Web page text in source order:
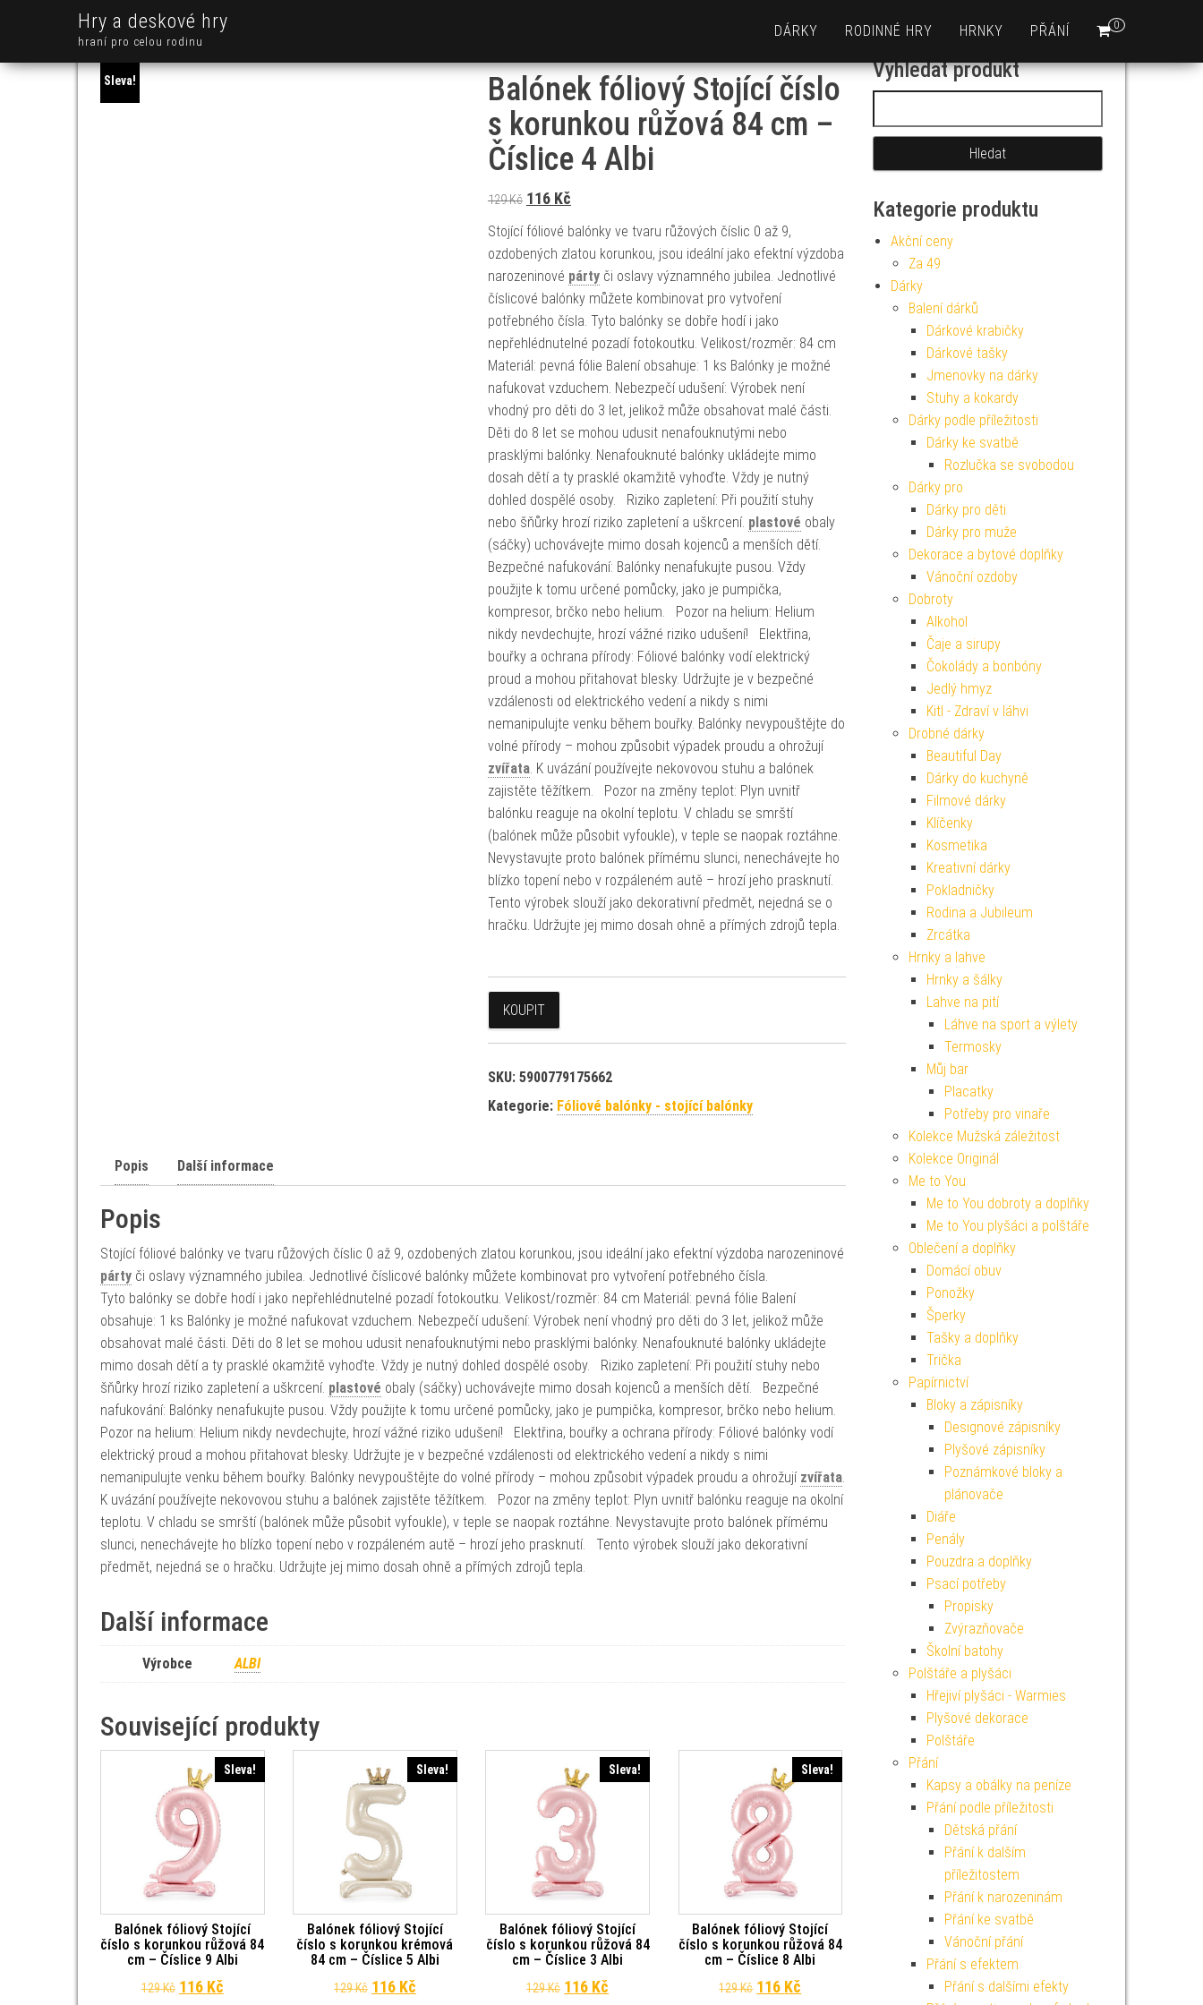
Hry a deskové hry
hraní pro celou rodinu
0
DÁRKY RODINNÉ HRY HRNKY PŘÁNÍ
Sleva!
Balónek fóliový Stojící číslo
s korunkou růžová 84 cm –
Číslice 4 Albi
129Kč Původní cena byla: 129 Kč.
116 KčAktuální cena je: 116 Kč.
Stojící fóliové balónky ve tvaru růžových číslic 0 až 9,
ozdobených zlatou korunkou, jsou ideální jako efektní výzdoba
narozeninové pártyči oslavy významného jubilea. Jednotlivé
číslicové balónky můžete kombinovat pro vytvoření
potřebného čísla. Tyto balónky se dobře hodí i jako
nepřehlédnutelné pozadí fotokoutku. Velikost/rozměr: 84 cm
Materiál: pevná fólie Balení obsahuje: 1 ks Balónky je možné
nafukovat vzduchem. Nebezpečí udušení: Výrobek není
vhodný pro děti do 3 let, jelikož může obsahovat malé části.
Děti do 8 let se mohou udusit nenafouknutými nebo
prasklými balónky. Nenafouknuté balónky ukládejte mimo
dosah dětí a ty prasklé okamžitě vyhoďte. Vždy je nutný
dohled dospělé osoby. Riziko zapletení: Při použití stuhy
nebo šňůrky hrozí riziko zapletení a uškrcení. plastové obaly
(sáčky) uchovávejte mimo dosah kojenců a menších dětí.
Bezpečné nafukování: Balónky nenafukujte pusou. Vždy
použijte k tomu určené pomůcky, jako je pumpička,
kompresor, brčko nebo helium. Pozor na helium: Helium
nikdy nevdechujte, hrozí vážné riziko udušení! Elektřina,
bouřky a ochrana přírody: Fóliové balónky vodí elektrický
proud a mohou přitahovat blesky. Udržujte je v bezpečné
vzdálenosti od elektrického vedení a nikdy s nimi
nemanipulujte venku během bouřky. Balónky nevypouštějte do
volné přírody – mohou způsobit výpadek proudu a ohrožují
zvířata. K uvázání používejte nekovovou stuhu a balónek
zajistěte těžítkem. Pozor na změny teplot: Plyn uvnitř
balónku reaguje na okolní teplotu. V chladu se smrští
(balónek může působit vyfoukle), v teple se naopak roztáhne.
Nevystavujte proto balónek přímému slunci, nenechávejte ho
blízko topení nebo v rozpáleném autě – hrozí jeho prasknutí.
Tento výrobek slouží jako dekorativní předmět, nejedná se o
hračku. Udržujte jej mimo dosah ohně a přímých zdrojů tepla.
KOUPIT
SKU: 5900779175662
Kategorie: Fóliové balónky - stojící balónky
Popis Další informace
Popis
Stojící fóliové balónky ve tvaru růžových číslic 0 až 9, ozdobených zlatou korunkou, jsou ideální jako efektní výzdoba narozeninové
párty či oslavy významného jubilea. Jednotlivé číslicové balónky můžete kombinovat pro vytvoření potřebného čísla.
Tyto balónky se dobře hodí i jako nepřehlédnutelné pozadí fotokoutku. Velikost/rozměr: 84 cm Materiál: pevná fólie Balení
obsahuje: 1 ks Balónky je možné nafukovat vzduchem. Nebezpečí udušení: Výrobek není vhodný pro děti do 3 let, jelikož může
obsahovat malé části. Děti do 8 let se mohou udusit nenafouknutými nebo prasklými balónky. Nenafouknuté balónky ukládejte
mimo dosah dětí a ty prasklé okamžitě vyhoďte. Vždy je nutný dohled dospělé osoby. Riziko zapletení: Při použití stuhy nebo
šňůrky hrozí riziko zapletení a uškrcení. plastové obaly (sáčky) uchovávejte mimo dosah kojenců a menších dětí. Bezpečné
nafukování: Balónky nenafukujte pusou. Vždy použijte k tomu určené pomůcky, jako je pumpička, kompresor, brčko nebo helium.
Pozor na helium: Helium nikdy nevdechujte, hrozí vážné riziko udušení! Elektřina, bouřky a ochrana přírody: Fóliové balónky vodí
elektrický proud a mohou přitahovat blesky. Udržujte je v bezpečné vzdálenosti od elektrického vedení a nikdy s nimi
nemanipulujte venku během bouřky. Balónky nevypouštějte do volné přírody – mohou způsobit výpadek proudu a ohrožují zvířata.
K uvázání používejte nekovovou stuhu a balónek zajistěte těžítkem. Pozor na změny teplot: Plyn uvnitř balónku reaguje na okolní
teplotu. V chladu se smrští (balónek může působit vyfoukle), v teple se naopak roztáhne. Nevystavujte proto balónek přímému
slunci, nenechávejte ho blízko topení nebo v rozpáleném autě – hrozí jeho prasknutí. Tento výrobek slouží jako dekorativní
předmět, nejedná se o hračku. Udržujte jej mimo dosah ohně a přímých zdrojů tepla.
Další informace
Výrobce ALBI
Související produkty
Sleva!
Balónek fóliový Stojící
číslo s korunkou růžová 84
cm – Číslice 9 Albi
129Kč Původní cena byla: 129 Kč.
116 KčAktuální cena je: 116 Kč.
Sleva!
Balónek fóliový Stojící
číslo s korunkou krémová
84 cm – Číslice 5 Albi
129Kč Původní cena byla: 129 Kč.
116 KčAktuální cena je: 116 Kč.
Sleva!
Balónek fóliový Stojící
číslo s korunkou růžová 84
cm – Číslice 3 Albi
129Kč Původní cena byla: 129 Kč.
116 Kč Aktuální cena je: 116 Kč.
Sleva!
Balónek fóliový Stojící
číslo s korunkou růžová 84
cm – Číslice 8 Albi
129Kč Původní cena byla: 129 Kč.
116 Kč Aktuální cena je: 116 Kč.
Vyhledat produkt
Kategorie produktu
Akční ceny
Za 49
Dárky
Balení dárků
Dárkové krabičky
Dárkové tašky
Jmenovky na dárky
Stuhy a kokardy
Dárky podle příležitosti
Dárky ke svatbě
Rozlučka se svobodou
Dárky pro
Dárky pro děti
Dárky pro muže
Dekorace a bytové doplňky
Vánoční ozdoby
Dobroty
Alkohol
Čaje a sirupy
Čokolády a bonbóny
Jedlý hmyz
Kitl - Zdraví v láhvi
Drobné dárky
Beautiful Day
Dárky do kuchyně
Filmové dárky
Klíčenky
Kosmetika
Kreativní dárky
Pokladničky
Rodina a Jubileum
Zrcátka
Hrnky a lahve
Hrnky a šálky
Lahve na pití
Láhve na sport a výlety
Termosky
Můj bar
Placatky
Potřeby pro vinaře
Kolekce Mužská záležitost
Kolekce Originál
Me to You
Me to You dobroty a doplňky
Me to You plyšáci a polštáře
Oblečení a doplňky
Domácí obuv
Ponožky
Šperky
Tašky a doplňky
Trička
Papírnictví
Bloky a zápisníky
Designové zápisníky
Plyšové zápisníky
Poznámkové bloky a
plánovače
Diáře
Penály
Pouzdra a doplňky
Psací potřeby
Propisky
Zvýrazňovače
Školní batohy
Polštáře a plyšáci
Hřejiví plyšáci - Warmies
Plyšové dekorace
Polštáře
Přání
Kapsy a obálky na peníze
Přání podle příležitosti
Dětská přání
Přání k dalším
příležitostem
Přání k narozeninám
Přání ke svatbě
Vánoční přání
Přání s efektem
Přání s dalšími efekty